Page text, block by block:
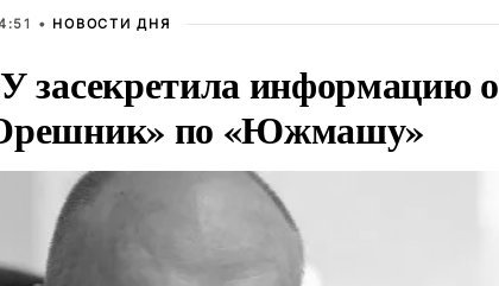
• НОВОСТИ ДНЯ
засекретила информацию
по «Южмашу»